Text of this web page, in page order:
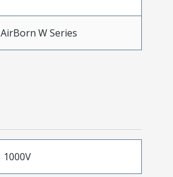
AirBorn W Series
1000V